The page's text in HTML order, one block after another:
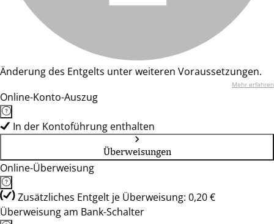
Änderung des Entgelts unter weiteren Voraussetzungen.
Mehr erfahren
Online-Konto-Auszug
In der Kontoführung enthalten
Überweisungen
Online-Überweisung
Zusätzliches Entgelt je Überweisung: 0,20 €
Überweisung am Bank-Schalter